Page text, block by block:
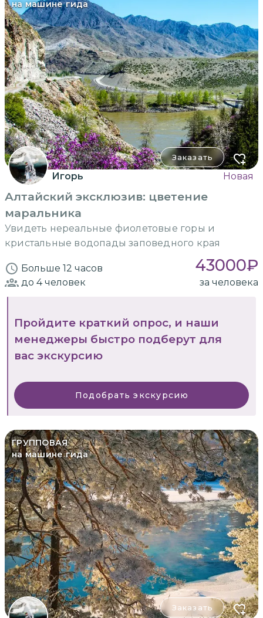
на машине гида
Заказать
Игорь Новая
Алтайский эксклюзив: цветение
маральника
Увидеть нереальные фиолетовые горы и
кристальные водопады заповедного края
Больше 12 часов 43000₽
до 4человек за человека
Пройдите краткий опрос, и наши
менеджеры быстро подберут для
вас экскурсию
Подобрать экскурсию
ГРУППОВАЯ
на машине гида
Заказать